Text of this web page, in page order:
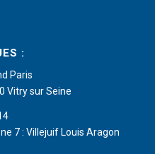
:
Paris
Vitry sur Seine
7 : Villejuif Louis Aragon